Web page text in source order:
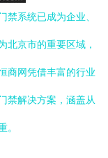
禁系统已成为企业、
北京市的重要区域，
商网凭借丰富的行业
禁解决方案，涵盖从
。